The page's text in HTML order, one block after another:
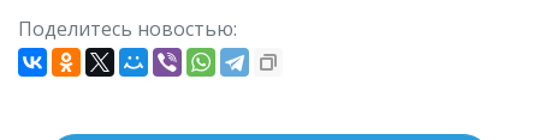
Поделитесь новостью: